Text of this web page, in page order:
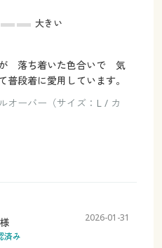
大きい
が 落ち着いた色合いで 気
段着に愛用しています。
オーバー（サイズ：L / カ
済み
2026-01-31